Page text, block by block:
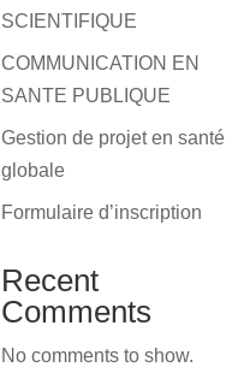
SCIENTIFIQUE
COMMUNICATION EN
SANTE PUBLIQUE
Gestion de projet en santé
globale
Formulaire d’inscription
Recent
Comments
No comments to show.